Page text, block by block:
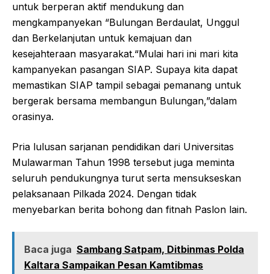
untuk berperan aktif mendukung dan
mengkampanyekan “Bulungan Berdaulat, Unggul
dan Berkelanjutan untuk kemajuan dan
kesejahteraan masyarakat.“Mulai hari ini mari kita
kampanyekan pasangan SIAP. Supaya kita dapat
memastikan SIAP tampil sebagai pemanang untuk
bergerak bersama membangun Bulungan,”dalam
orasinya.
Pria lulusan sarjanan pendidikan dari Universitas
Mulawarman Tahun 1998 tersebut juga meminta
seluruh pendukungnya turut serta mensukseskan
pelaksanaan Pilkada 2024. Dengan tidak
menyebarkan berita bohong dan fitnah Paslon lain.
Baca juga Sambang Satpam, Ditbinmas Polda
Kaltara Sampaikan Pesan Kamtibmas